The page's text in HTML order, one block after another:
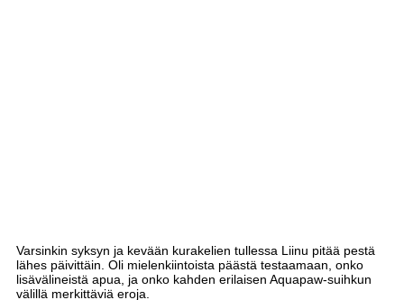
Varsinkin syksyn ja kevään kurakelien tullessa Liinu pitää pestä
lähes päivittäin. Oli mielenkiintoista päästä testaamaan, onko
lisävälineistä apua, ja onko kahden erilaisen Aquapaw-suihkun
välillä merkittäviä eroja.